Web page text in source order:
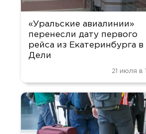
«Уральские авиалинии»
перенесли дату первого
рейса из Екатеринбурга в
Дели
21 июля в